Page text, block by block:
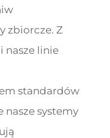
zbiorcze. Z
nasze linie
standardów
nasze systemy